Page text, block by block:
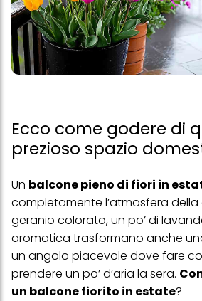
Ecco come godere di
prezioso spazio
Un balcone pieno di fiori in
completamente l’atmosfera
geranio colorato, un po’ di
aromatica trasformano anche
un angolo piacevole dove fare
prendere un po’ d’aria la sera.
un balcone fiorito in estate?